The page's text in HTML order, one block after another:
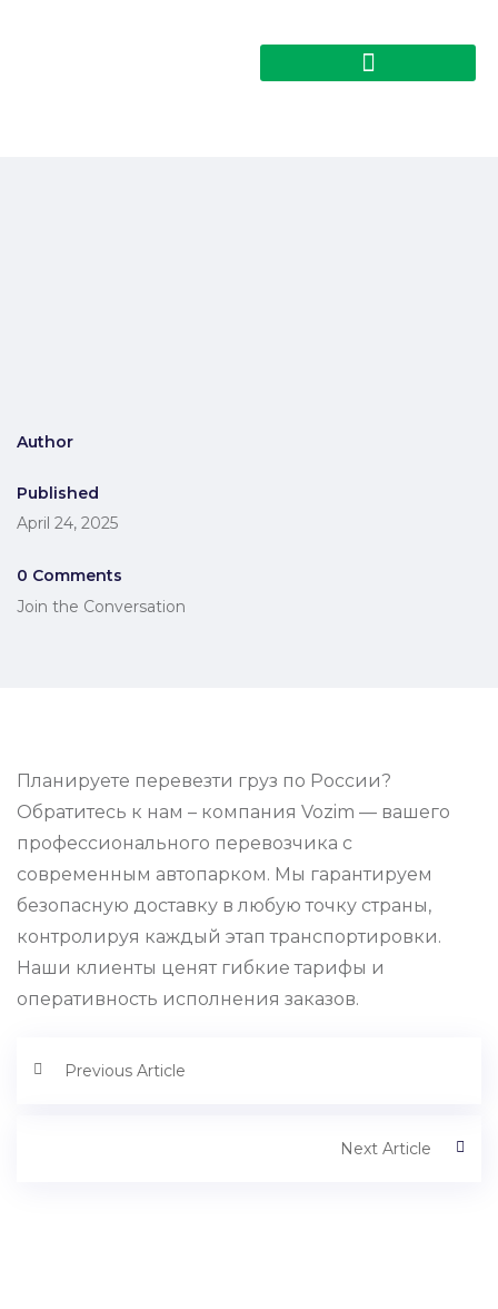
Author
Published
April 24, 2025
0 Comments
Join the Conversation
Планируете перевезти груз по России?
Обратитесь к нам – компания Vozim — вашего
профессионального перевозчика с
современным автопарком. Мы гарантируем
безопасную доставку в любую точку страны,
контролируя каждый этап транспортировки.
Наши клиенты ценят гибкие тарифы и
оперативность исполнения заказов.
Previous Article
Next Article